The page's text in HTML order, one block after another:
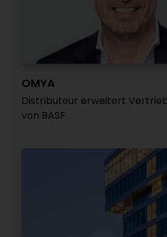
OMYA
Distributeur erweitert
von BASF